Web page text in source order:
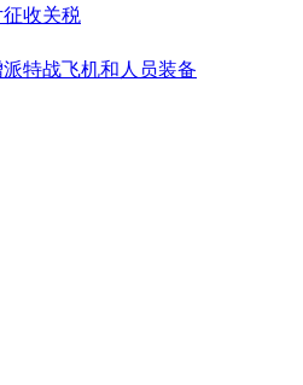
征收关税
特战飞机和人员装备